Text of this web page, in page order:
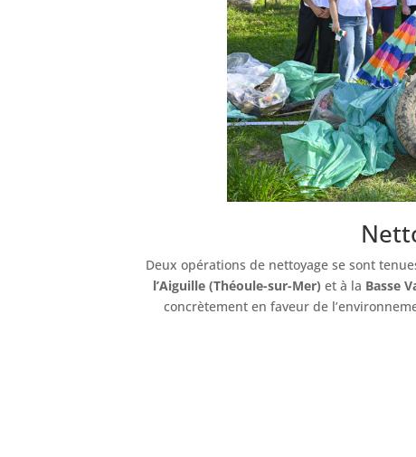
Deux opérations de nettoyage se sont
l’Aiguille (Théoule-sur-Mer) et à la Basse
concrètement en faveur de